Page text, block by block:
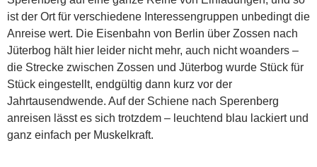
ist der Ort für verschiedene Interessengruppen unbedingt die
Anreise wert. Die Eisenbahn von Berlin über Zossen nach
Jüterbog hält hier leider nicht mehr, auch nicht woanders –
die Strecke zwischen Zossen und Jüterbog wurde Stück für
Stück eingestellt, endgültig dann kurz vor der
Jahrtausendwende. Auf der Schiene nach Sperenberg
anreisen lässt es sich trotzdem – leuchtend blau lackiert und
ganz einfach per Muskelkraft.